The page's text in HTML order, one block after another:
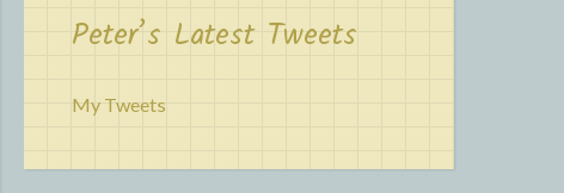
Peter’s Latest Tweets
My Tweets